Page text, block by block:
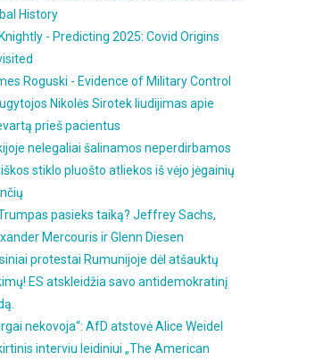
History
- Predicting 2025: Covid Origins
Roguski - Evidence of Military Control
Nikolės Sirotek liudijimas apie
prieš pacientus
nelegaliai šalinamos neperdirbamos
stiklo pluošto atliekos iš vėjo jėgainių
pasieks taiką? Jeffrey Sachs,
Mercouris ir Glenn Diesen
protestai Rumunijoje dėl atšauktų
ES atskleidžia savo antidemokratinį
nekovoja“: AfD atstovė Alice Weidel
interviu leidiniui „The American